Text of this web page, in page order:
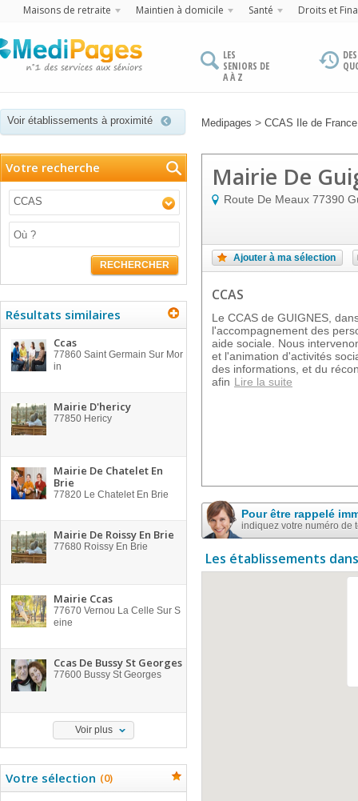
Maisons de retraite Maintien à domicile Santé Droits et
LES
SENIORS DE
A À Z
Voir établissements à proximité Medipages > CCAS Ile de France
Votre recherche
CCAS
RECHERCHER
Résultats similaires
Ccas
77860 Saint Germain Sur Mor
in
Mairie D'hericy
77850 Hericy
Mairie De Chatelet En
Brie
77820 Le Chatelet En Brie
Mairie De Roissy En Brie
77680 Roissy En Brie
Mairie Ccas
77670 Vernou La Celle Sur S
eine
Ccas De Bussy St Georges
77600 Bussy St Georges
Voir plus
Votre sélection (0)
Mairie De
Route De Meaux 77390
Ajouter à ma sélection
CCAS
Le CCAS de GUIGNES,
l'accompagnement des
aide sociale. Nous
et l'animation d'activités
des informations, et du
afin Lire la suite
Pour être rappelé
indiquez votre numéro de
Les établissements